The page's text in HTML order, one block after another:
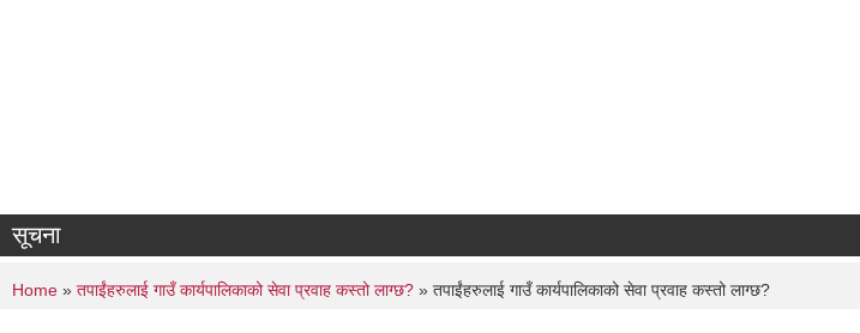
सूचना
You are here
Home » तपाईंहरुलाई गाउँ कार्यपालिकाको सेवा प्रवाह कस्तो लाग्छ? » तपाईंहरुलाई गाउँ कार्यपालिकाको सेवा प्रवाह कस्तो लाग्छ?